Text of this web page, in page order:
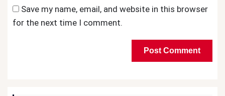
Save my name, email, and website in this browser
for the next time I comment.